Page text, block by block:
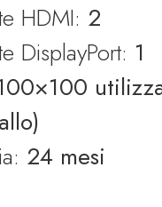
HDMI: 2
DisplayPort: 1
24 mesi